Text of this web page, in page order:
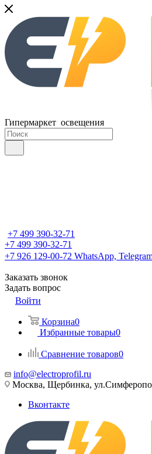
Гипермаркет освещения
+7 499 390-32-71
+7 499 390-32-71
+7 926 129-00-72 WhatsApp,
Заказать звонок
Задать вопрос
Войти
Корзина0
Избранные товары0
Сравнение товаров0
info@electroprofil.ru
Москва, Щербинка,
Вконтакте